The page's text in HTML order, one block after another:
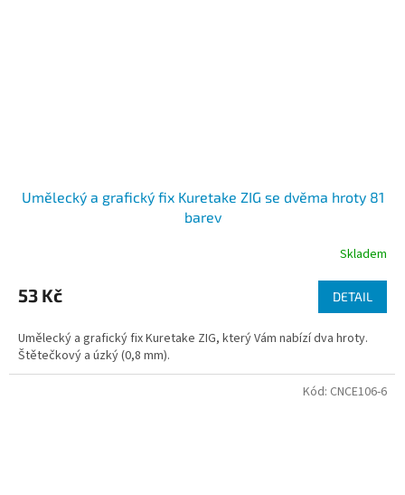
Umělecký a grafický fix Kuretake ZIG se dvěma hroty 81
barev
Skladem
53 Kč DETAIL
Umělecký a grafický fix Kuretake ZIG, který Vám nabízí dva hroty.
Štětečkový a úzký (0,8 mm).
Kód: CNCE106-6